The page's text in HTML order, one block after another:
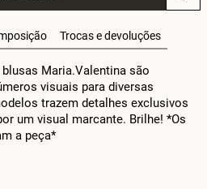
Trocas e devoluções
Maria.Valentina são
visuais para diversas
trazem detalhes exclusivos
um visual marcante. Brilhe! *Os
a peça*